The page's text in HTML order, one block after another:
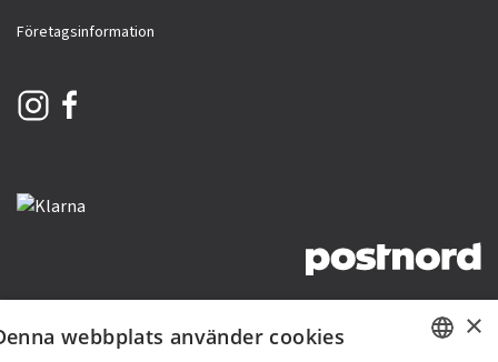
Företagsinformation
×
webbplats använder cookies